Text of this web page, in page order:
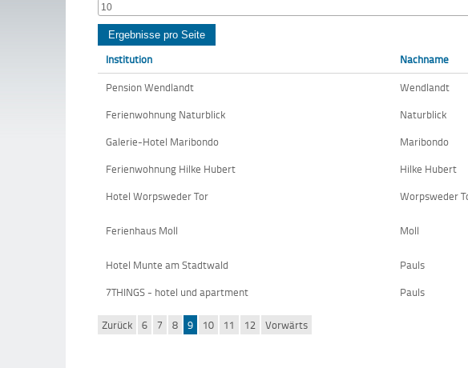
10
Institution Nachname
Pension Wendlandt
Wendlandt
Ferienwohnung Naturblick
Naturblick
Galerie-Hotel Maribondo
Maribondo
Ferienwohnung Hilke Hubert
Hilke Hubert
Hotel Worpsweder Tor
Worpsweder
Ferienhaus Moll Moll
Hotel Munte am Stadtwald Pauls
7THINGS - hotel und apartment
Pauls
Zurück 6 7 8 9 10 11 12 Vorwärts